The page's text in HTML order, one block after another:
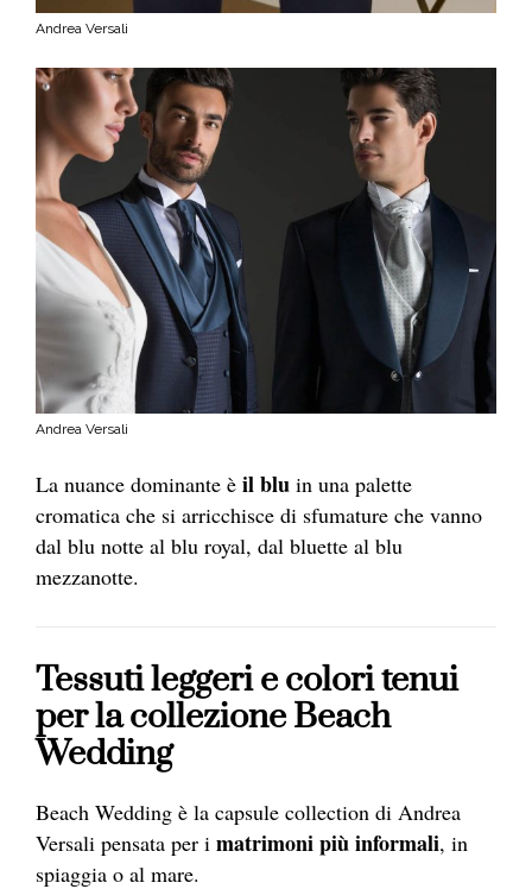
Andrea Versali
Andrea Versali
La nuance dominante è il blu in una palette
cromatica che si arricchisce di sfumature che vanno
dal blu notte al blu royal, dal bluette al blu
mezzanotte.
Tessuti leggeri e colori tenui
per la collezione Beach
Wedding
Beach Wedding è la capsule collection di Andrea
Versali pensata per i matrimoni più informali, in
spiaggia o al mare.